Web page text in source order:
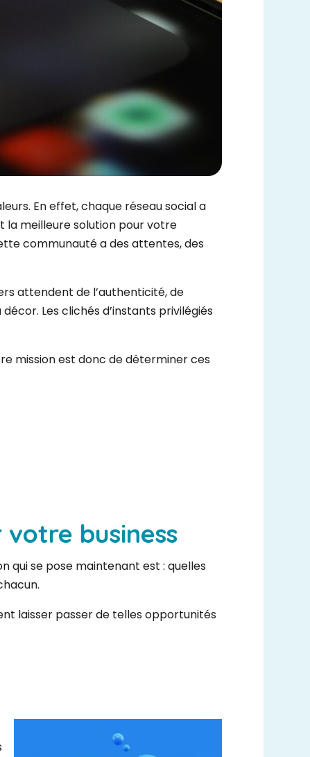
En effet, chaque réseau social a
la meilleure solution pour votre
communauté a des attentes, des
attendent de l’authenticité, de
Les clichés d’instants privilégiés
mission est donc de déterminer ces
business
qui se pose maintenant est : quelles
laisser passer de telles opportunités